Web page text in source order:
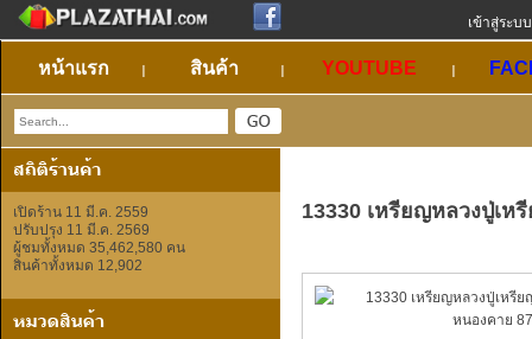
เข้าสู่ระบบ
หน้าแรก สินค้า YOUTUBE
เปิดร้าน 11 มี.ค. 2559
ปรับปรุง 11 มี.ค. 2569
ผู้ชมทั้งหมด 35,462,580 คน
สินค้าทั้งหมด 12,902
13330 เหรียญหลวงปู่เ